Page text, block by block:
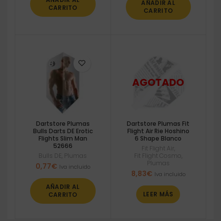
CARRITO
AÑADIR AL
CARRITO
Dartstore Plumas
Bulls Darts DE Erotic
Flights Slim Man
52666
Bulls DE Plumas
0,77€ Iva incluido
AÑADIR AL
CARRITO
Dartstore Plumas Fit
Flight Air Rie Hoshino
6 Shape Blanco
Fit Flight Air
Fit Flight Cosmo
Plumas
8,83€ Iva incluido
LEER MÁS